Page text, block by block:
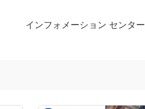
インフォメーション センター